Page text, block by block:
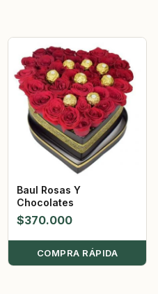
Baul Rosas Y
Chocolates
$370.000
COMPRA RÁPIDA